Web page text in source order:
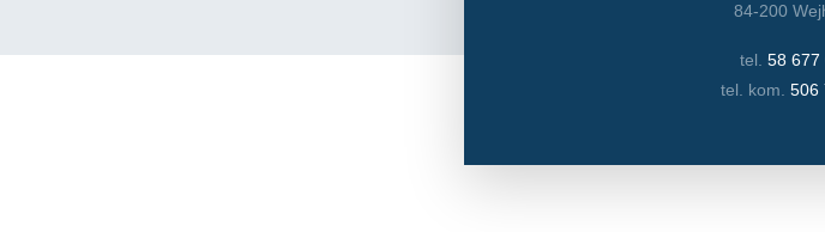
84-200
tel. 58 677
tel. kom. 506